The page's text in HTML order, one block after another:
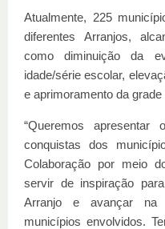
Atualmente, 225
diferentes Arranjos,
como diminuição da
idade/série escolar,
e aprimoramento da grade
“Queremos
conquistas dos
Colaboração por meio
servir de inspiração
Arranjo e avançar na
municípios envolvidos.